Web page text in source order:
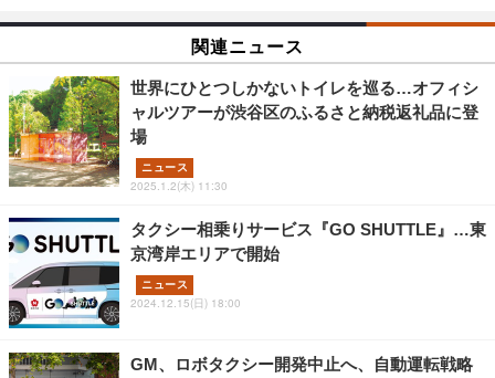
関連ニュース
世界にひとつしかないトイレを巡る…オフィシ
ャルツアーが渋谷区のふるさと納税返礼品に登
場
ニュース
2025.1.2(木) 11:30
タクシー相乗りサービス『GO SHUTTLE』…東
京湾岸エリアで開始
ニュース
2024.12.15(日) 18:00
GM、ロボタクシー開発中止へ、自動運転戦略